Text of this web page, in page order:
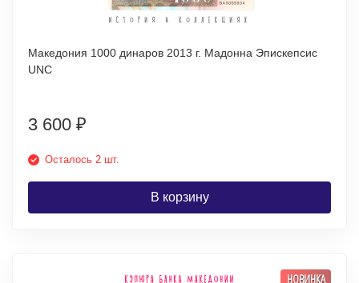
Македония 1000 динаров 2013 г. Мадонна Эпискепсис
UNC
3 600 ₽
Осталось 2 шт.
В корзину
НОВИНКА